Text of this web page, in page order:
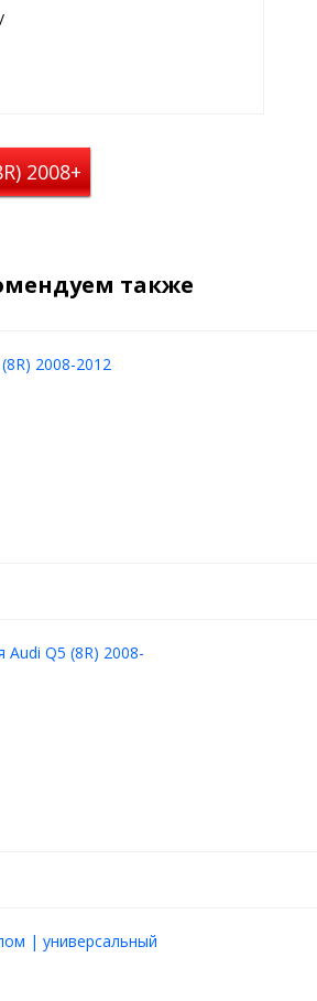
/
2008+
также
2008-2012
Audi Q5 (8R) 2008-
| универсальный